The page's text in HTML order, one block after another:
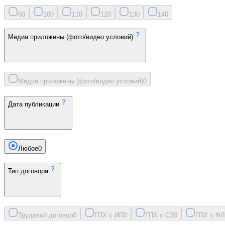
80 100 11 0 120 130 140
Медиа приложены (фото/видео условий)
Медиа приложены (фото/видео условий)0
Дата публикации
Любое0
Тип договора
Трудовой договор0 ГПХ с ИП0 ГПХ с СЗ0 ГПХ с ФЛ